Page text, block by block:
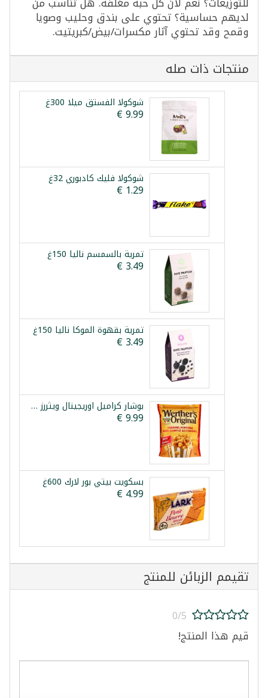
لديهم حساسية؟ تحتوي على بندق وحليب وصويا
وقمح وقد تحتوي آثار مكسرات/بيض/كبريتيت.
منتجات ذات صله
شوكولا الفستق ميلا 300غ
شوكولا فليك كادبوري 32غ
تمرية بالسمسم نالیا 150غ
تمرية بقهوة الموكا نالیا 150غ
بوشار كراميل اوريجينال ويثررز 624غ
بسكويت بيتي بور لارك 600غ
تقيمم الزبائن للمنتج
0/5
قيم هذا المنتج!